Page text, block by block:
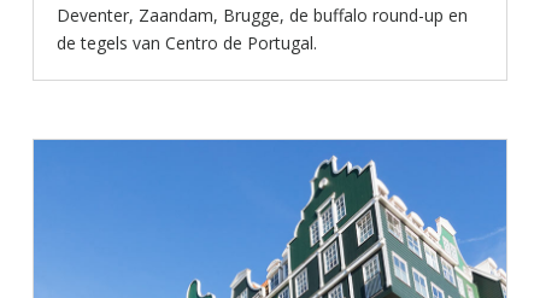
Deventer, Zaandam, Brugge, de buffalo round-up en
de tegels van Centro de Portugal.